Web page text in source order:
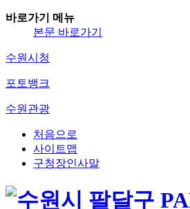
바로가기 메뉴
본문 바로가기
수원시청
포토뱅크
수원관광
처음으로
사이트맵
구청장인사말